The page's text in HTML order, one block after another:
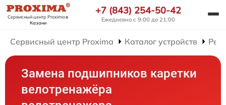
Сервисный центр Proximaв
Казани
+7 (843) 254-50-42
Ежедневно с 9:00 до 21:00
Сервисный центр Proxima Каталог устройств
Замена подшипников каретки
велотренажёра